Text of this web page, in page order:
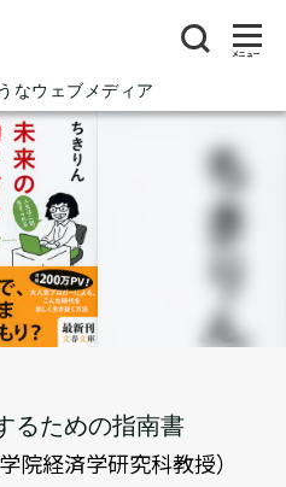
なウェブメディア
メニュー
るための指南書
院経済学研究科教授）